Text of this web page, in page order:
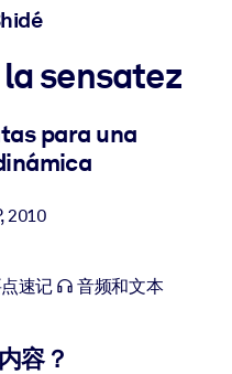
LMS/LXP，以获得更强的学习效
sensatez
para una
,2010
速记 音频和文本
容？